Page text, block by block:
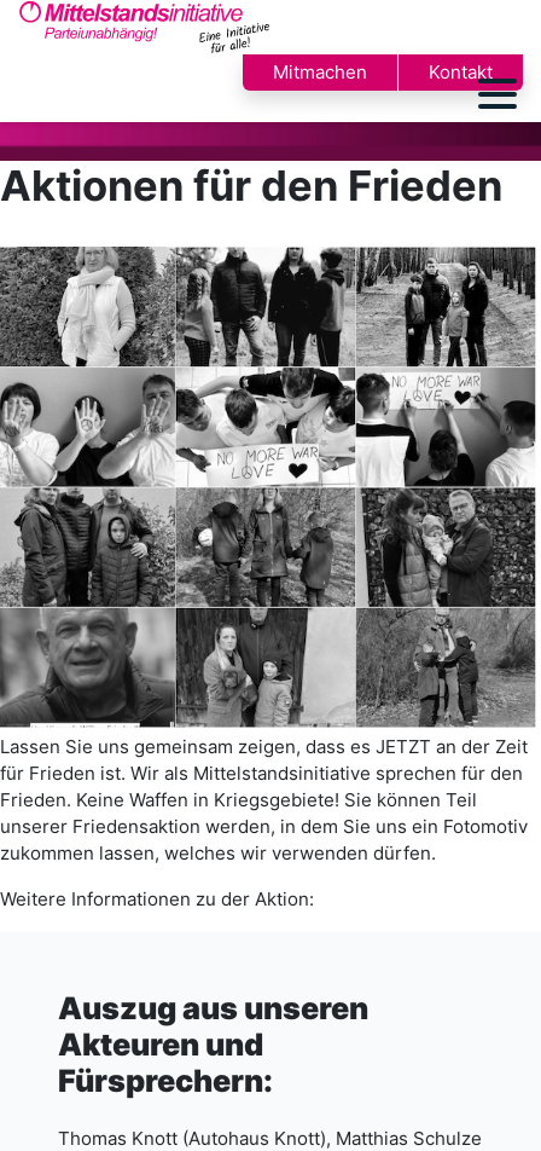
Mitmachen Kontakt
Aktionen für den Frieden
Lassen Sie uns gemeinsam zeigen, dass es JETZT an der Zeit
für Frieden ist. Wir als Mittelstandsinitiative sprechen für den
Frieden. Keine Waffen in Kriegsgebiete! Sie können Teil
unserer Friedensaktion werden, in dem Sie uns ein Fotomotiv
zukommen lassen, welches wir verwenden dürfen.
Weitere Informationen zu der Aktion:
Auszug aus unseren
Akteuren und
Fürsprechern:
Thomas Knott (Autohaus Knott), Matthias Schulze